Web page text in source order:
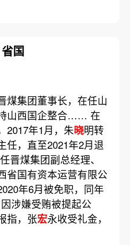
国
煤集团董事长，在任山
山西国企整合…… 在
2017年1月，朱晓明转
任，直至2021年2月退
晋煤集团副总经理、
省国有资本运营有限公
年6月被免职，同年
涉嫌受贿被提起公
指，张宏永收受礼金，